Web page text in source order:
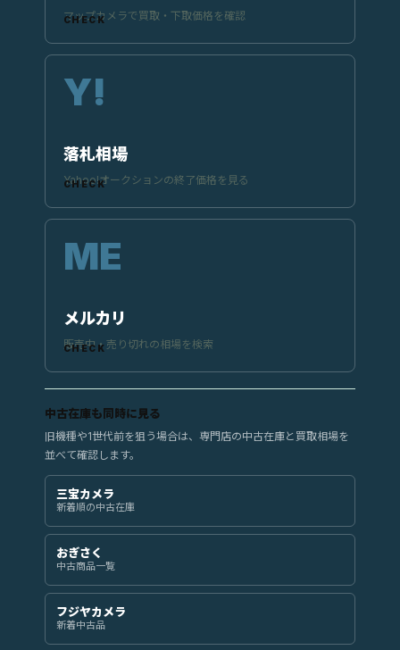
マップカメラで買取・下取価格を確認
落札相場
Yahoo!オークションの終了価格を見る
メルカリ
販売中・売り切れの相場を検索
中古在庫も同時に見る
旧機種や1世代前を狙う場合は、専門店の中古在庫と買取相場を
並べて確認します。
三宝カメラ
新着順の中古在庫
おぎさく
中古商品一覧
フジヤカメラ
新着中古品